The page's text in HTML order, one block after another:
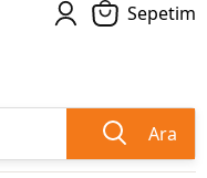
Sepetim
Ara